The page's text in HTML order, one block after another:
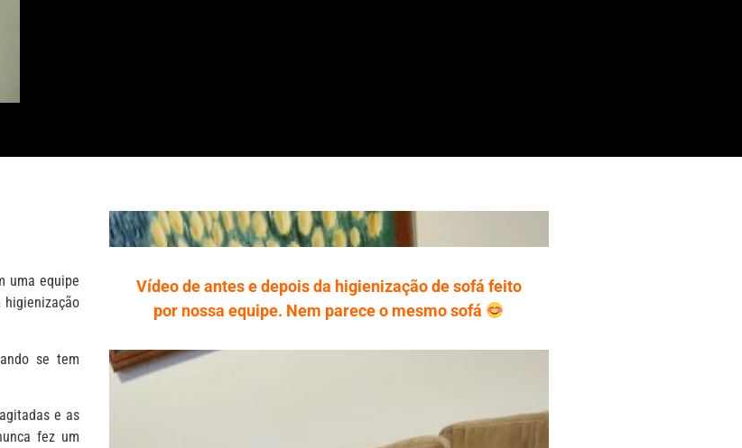
uma equipe
se tem
e as
fez um
Vídeo de antes e depois da higienização de sofá feito
por nossa equipe. Nem parece o mesmo sofá